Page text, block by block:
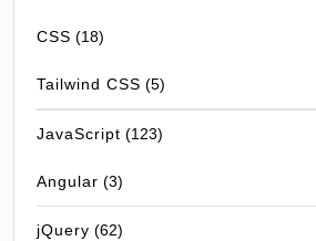
CSS (18)
Tailwind CSS (5)
JavaScript (123)
Angular (3)
jQuery (62)